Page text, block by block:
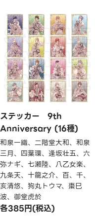
ステッカー 9th
Anniversary (16種)
和泉一織、二階堂大和、和泉
三月、四葉環、逢坂壮五、六
弥ナギ、七瀬陸、八乙女楽、
九条天、十龍之介、百、千、
亥清悠、狗丸トウマ、棗巳
波、御堂虎於
各385円(税込)